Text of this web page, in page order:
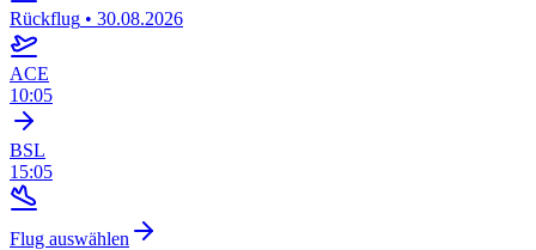
Rückflug • 30.08.2026
ACE
10:05
BSL
15:05
Flug auswählen